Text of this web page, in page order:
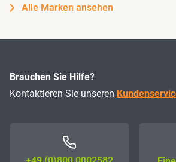
Alle Marken ansehen
Brauchen Sie Hilfe?
Kontaktieren Sie unseren